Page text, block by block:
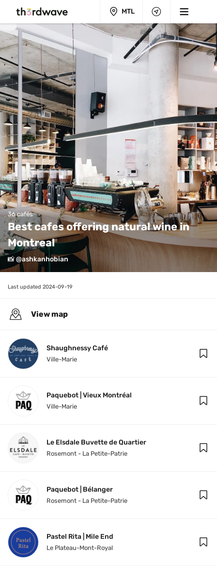
MTL
36 cafés
Best cafes offering natural wine in
Montreal
📸 @ashkanhobian
Last updated 2024-09-19
View map
Shaughnessy Café
Ville-Marie
Paquebot | Vieux Montréal
Ville-Marie
Le Elsdale Buvette de Quartier
Rosemont - La Petite-Patrie
Paquebot | Bélanger
Rosemont - La Petite-Patrie
Pastel Rita | Mile End
Le Plateau-Mont-Royal